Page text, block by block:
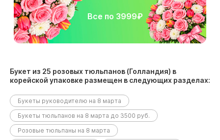
Все по 3999₽
Букет из 25 розовых тюльпанов (Голландия) в
корейской упаковке размещен в следующих разделах:
Букеты руководителю на 8 марта
Букеты тюльпанов на 8 марта до 3500 руб.
Розовые тюльпаны на 8 марта